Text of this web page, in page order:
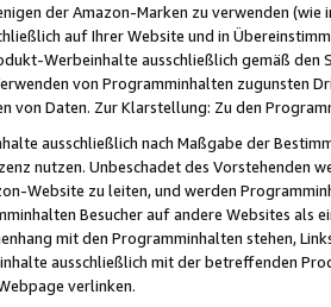
der Amazon-Marken zu verwenden
auf Ihrer Website und in
Werbeinhalte ausschließlich gemäß
von Programminhalten zugunsten
von Daten. Zur Klarstellung: Zu den
ausschließlich nach Maßgabe der
nutzen. Unbeschadet des Vorstehenden
Website zu leiten, und werden
Besucher auf andere Websites als
mit den Programminhalten stehen,
ausschließlich mit der betreffenden
verlinken.